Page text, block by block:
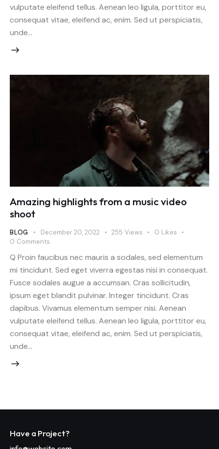
vulputate eleifend tellus. Aenean leo ligula, porttitor eu,
consequat vitae, eleifend ac, enim. Sed ut perspiciatis,
unde…
Amazing highlights from a music video
shoot
BLOG December 20, 2022 255 Views 0 Likes
0 Comments
Q Proin faucibus nec mauris a sodales, sed elementum
mi tincidunt. Sed eget viverra egestas nisi in consequat.
Fusce sodales augue a accumsan. Cras sollicitudin,
ipsum eget blandit pulvinar. Integer tincidunt. Cras
dapibus. Vivamus elementum semper nisi. Aenean
vulputate eleifend tellus. Aenean leo ligula, porttitor eu,
consequat vitae, eleifend ac, enim. Sed ut perspiciatis,
unde…
Have a Project?